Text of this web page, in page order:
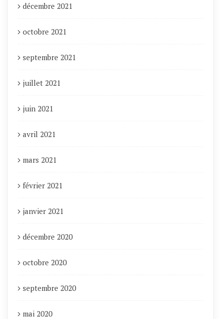
décembre 2021
octobre 2021
septembre 2021
juillet 2021
juin 2021
avril 2021
mars 2021
février 2021
janvier 2021
décembre 2020
octobre 2020
septembre 2020
mai 2020